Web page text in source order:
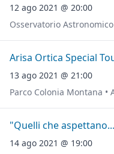
12 ago 2021 @ 20:00
Osservatorio
Arisa Ortica Special
13 ago 2021 @ 21:00
Parco Colonia Montana •
"Quelli che
14 ago 2021 @ 19:00